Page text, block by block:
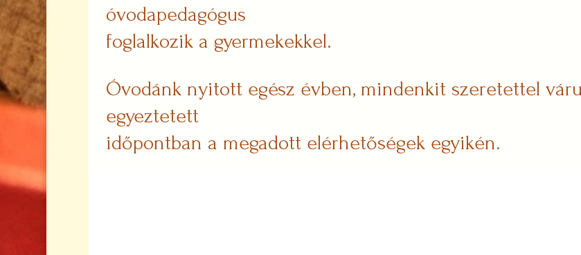
óvodapedagógus
foglalkozik a gyermekekkel.
Óvodánk nyitott egész évben, mindenkit szeretettel
egyeztetett
időpontban a megadott elérhetőségek egyikén.